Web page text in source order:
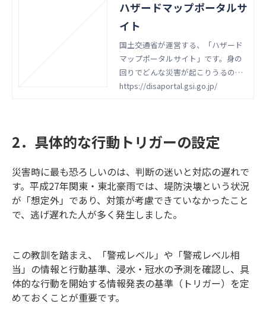
ハザードマップポータルサ
イト
国土交通省が運営する、「ハザード
マップポータルサイト」です。身の
回りでどんな災害が起こりうるの
か、調べることができます。
https://disaportal.gsi.go.jp/
2．具体的な行動トリガーの設定
災害時に最も恐ろしいのは、判断の迷いと対応の遅れで
す。平成27年関東・東北豪雨では、堤防決壊という状況
が「想定外」であり、対策が考慮できていなかったこと
で、逃げ遅れた人が多く発生しました。
この教訓を踏まえ、「警戒レベル」や「警戒レベル相
当」の情報と行動基準、浸水・冠水の予測を確認し、具
体的な行動を開始する情報発表の基準（トリガー）を定
めておくことが重要です。